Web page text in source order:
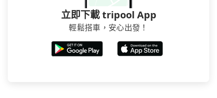
立即下載 tripool App
輕鬆搭車，安心出發！